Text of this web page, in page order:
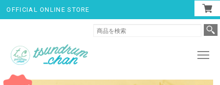
OFFICIAL ONLINE STORE